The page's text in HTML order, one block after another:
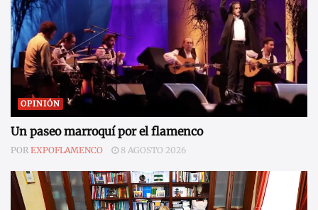
OPINIÓN
Un paseo marroquí por el flamenco
POR EXPOFLAMENCO 8 AGOSTO 2026